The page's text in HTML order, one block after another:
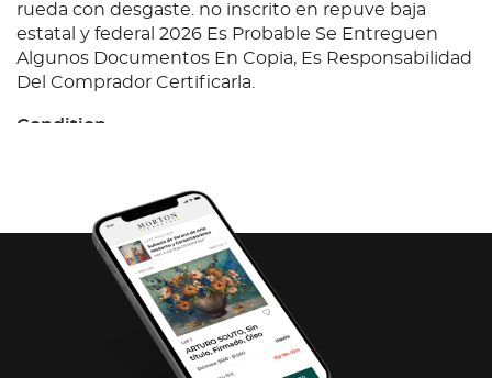
rueda con desgaste. no inscrito en repuve baja
estatal y federal 2026 Es Probable Se Entreguen
Algunos Documentos En Copia, Es Responsabilidad
Del Comprador Certificarla.
Condition
- CeDis; Observaciones: Remolque,Gami; Llantas
Lisas, Chasis Estrellado, Sistema De Auto inflado
Dañado, Esquinero Dañado, Panel De Lamina
Dañado, Borda Inferior, Fijar Zoclo, Reparar Piso,
Mantenimiento A Cortina; patines de elevacion
dañados; suspension de aire sin probar; sistema de
mangueras para aire dañados; perno de quinta
rueda con desgaste. no inscrito en repuve baja